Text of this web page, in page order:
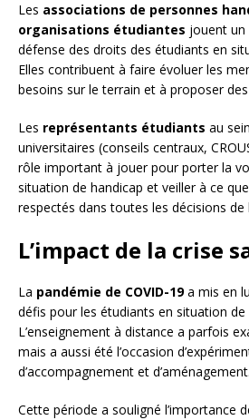
Les associations de personnes
organisations étudiantes jouent un
défense des droits des étudiants en
Elles contribuent à faire évoluer les
besoins sur le terrain et à proposer
Les représentants étudiants au
universitaires (conseils centraux,
rôle important à jouer pour porter la
situation de handicap et veiller à ce
respectés dans toutes les décisions de
L’impact de la crise
La pandémie de COVID-19a mis en
défis pour les étudiants en situation de
L’enseignement à distance a parfois
mais a aussi été l’occasion
d’accompagnement et d’aménagement.
Cette période a souligné l’importance